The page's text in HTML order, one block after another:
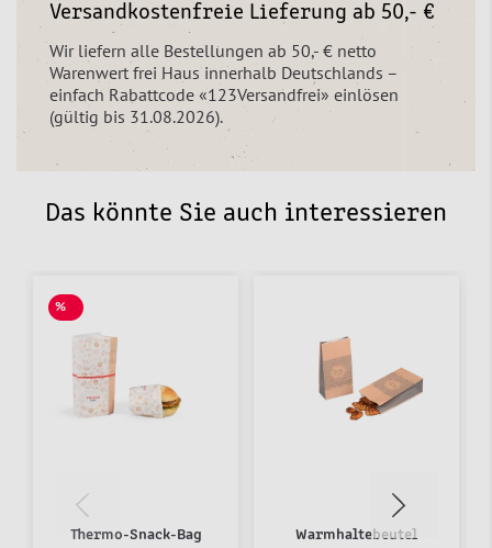
Versandkostenfreie Lieferung ab 50,- €
Wir liefern alle Bestellungen ab 50,- € netto
Warenwert frei Haus innerhalb Deutschlands –
einfach Rabattcode «123Versandfrei» einlösen
(gültig bis 31.08.2026).
Das könnte Sie auch interessieren
%
Thermo-Snack-Bag
Warmhaltebeutel